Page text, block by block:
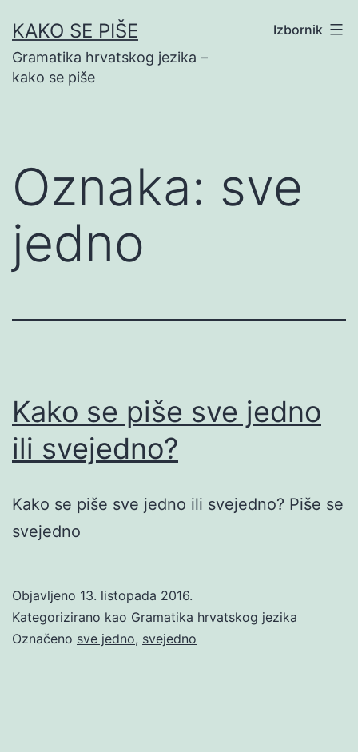
na
sadržaj
KAKO SE PIŠE
Gramatika hrvatskog jezika –
kako se piše
Izbornik
Oznaka: sve
jedno
Kako se piše sve jedno
ili svejedno?
Kako se piše sve jedno ili svejedno? Piše se
svejedno
Objavljeno 13. listopada 2016.
Kategorizirano kao Gramatika hrvatskog jezika
Označeno sve jedno, svejedno